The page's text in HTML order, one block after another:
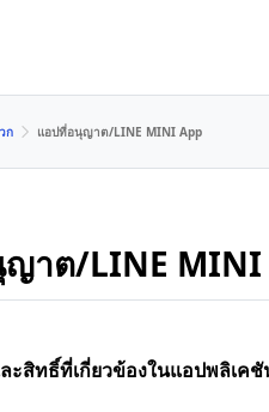
ก แอปที่อนุญาต/LINE MINI App
าต/LINE MINI
ะสิทธิ์ที่เกี่ยวข้องในแอปพลิเค